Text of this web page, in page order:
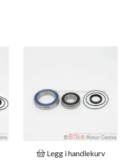
Legg i handlekurv